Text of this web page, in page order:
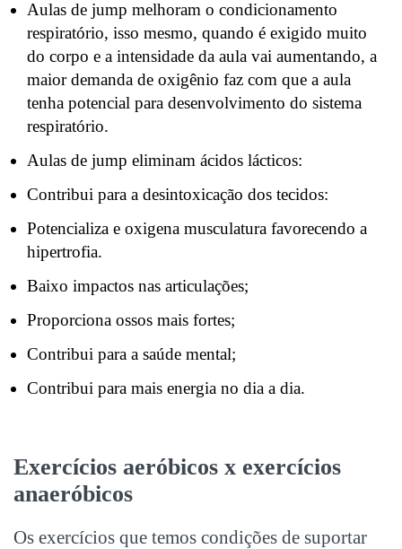
Aulas de jump melhoram o condicionamento
respiratório, isso mesmo, quando é exigido muito
do corpo e a intensidade da aula vai aumentando, a
maior demanda de oxigênio faz com que a aula
tenha potencial para desenvolvimento do sistema
respiratório.
Aulas de jump eliminam ácidos lácticos:
Contribui para a desintoxicação dos tecidos:
Potencializa e oxigena musculatura favorecendo a
hipertrofia.
Baixo impactos nas articulações;
Proporciona ossos mais fortes;
Contribui para a saúde mental;
Contribui para mais energia no dia a dia.
Exercícios aeróbicos x exercícios
anaeróbicos
Os exercícios que temos condições de suportar